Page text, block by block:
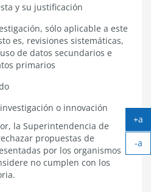
y su justificación
sólo aplicable a este
es, revisiones sistemáticas,
de datos secundarios e
primarios
o innovación
la Superintendencia de
propuestas de
por los organismos
no cumplen con los
+a
-a